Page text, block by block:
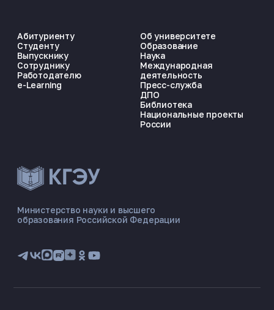
ЭНЕРГОКОД — ПОМОЩНИК КГЭУ
📋 Приёмная комиссия
🏠 Общежитие
Министерство науки и высшего
образования Российской Федерации
Абитуриенту
Студенту
Выпускнику
Сотруднику
Работодателю
e-Learning
Об университете
Образование
Наука
Международная
деятельность
Пресс-служба
ДПО
Библиотека
Национальные проекты
России